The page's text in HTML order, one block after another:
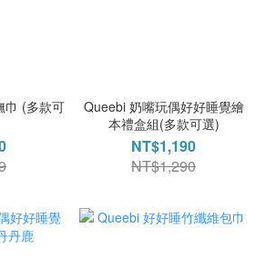
巾 (多款可
Queebi 奶嘴玩偶好好睡覺繪
本禮盒組(多款可選)
NT$1,190
NT$1,290